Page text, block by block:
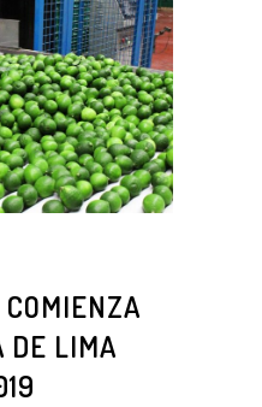
DE LIMA